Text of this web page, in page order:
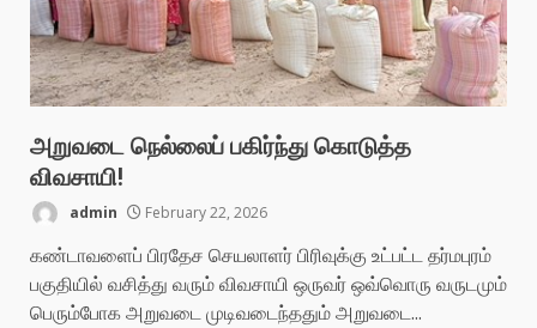
அறுவடை நெல்லைப் பகிர்ந்து கொடுத்த
விவசாயி!
admin February 22, 2026
கண்டாவளைப் பிரதேச செயலாளர் பிரிவுக்கு உட்பட்ட தர்மபுரம்
பகுதியில் வசித்து வரும் விவசாயி ஒருவர் ஒவ்வொரு வருடமும்
பெரும்போக அறுவடை முடிவடைந்ததும் அறுவடை...